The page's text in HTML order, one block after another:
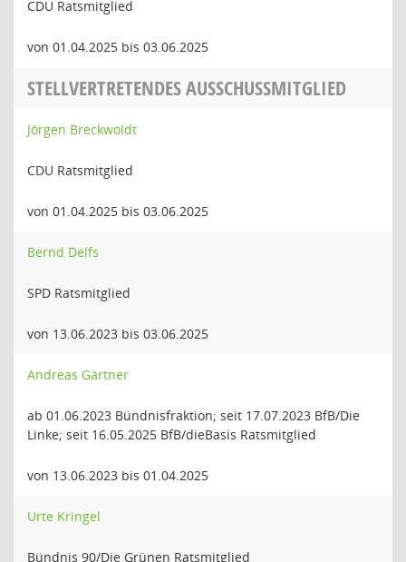
CDU Ratsmitglied
von 01.04.2025 bis 03.06.2025
STELLVERTRETENDES AUSSCHUSSMITGLIED
Jörgen Breckwoldt
CDU Ratsmitglied
von 01.04.2025 bis 03.06.2025
Bernd Delfs
SPD Ratsmitglied
von 13.06.2023 bis 03.06.2025
Andreas Gärtner
ab 01.06.2023 Bündnisfraktion; seit 17.07.2023 BfB/Die
Linke; seit 16.05.2025 BfB/dieBasis Ratsmitglied
von 13.06.2023 bis 01.04.2025
Urte Kringel
Bündnis 90/Die Grünen Ratsmitglied